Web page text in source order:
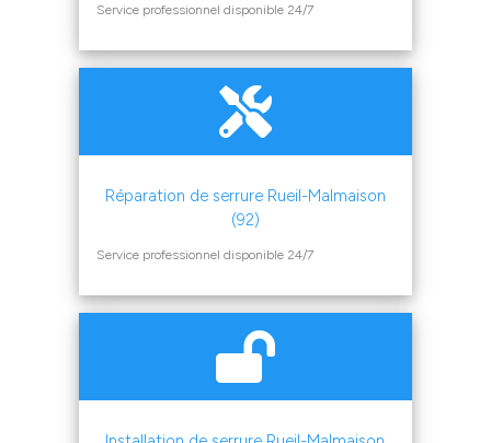
Service professionnel disponible 24/7
Réparation de serrure Rueil-Malmaison
(92)
Service professionnel disponible 24/7